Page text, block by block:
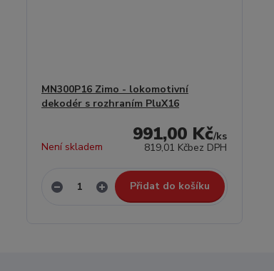
MN300P16 Zimo - lokomotivní
dekodér s rozhraním PluX16
991,00 Kč/ks
819,01 Kčbez DPH
Není skladem
Přidat do košíku